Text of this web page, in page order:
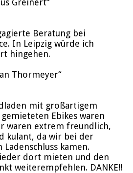
Beratung bei
In Leipzig würde ich
hingehen.
mit großartigem
Ebikes waren
waren extrem freundlich,
kulant, da wir bei der
Ladenschluss kamen.
dort mieten und den
weiterempfehlen. DANKE!!